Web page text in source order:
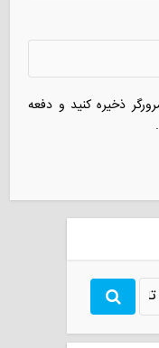
ذخیره کنید و دفعه